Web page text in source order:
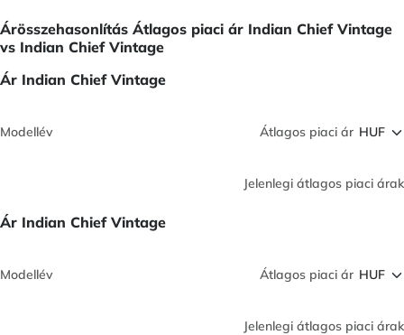
Árösszehasonlítás Átlagos piaci ár Indian Chief Vintage
vs Indian Chief Vintage
Ár Indian Chief Vintage
Modellév Átlagos piaci ár
Jelenlegi átlagos piaci árak
Ár Indian Chief Vintage
Modellév Átlagos piaci ár
Jelenlegi átlagos piaci árak